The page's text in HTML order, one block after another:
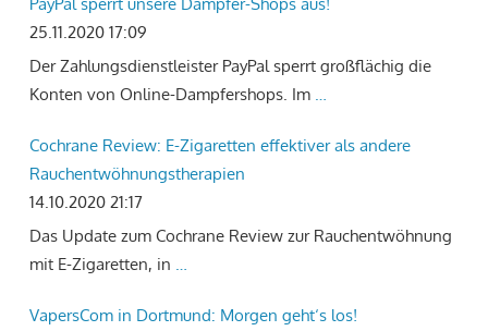
25.11.2020 17:09
Der Zahlungsdienstleister PayPal sperrt großflächig die
Konten von Online-Dampfershops. Im …
Cochrane Review: E-Zigaretten effektiver als andere
Rauchentwöhnungstherapien
14.10.2020 21:17
Das Update zum Cochrane Review zur Rauchentwöhnung
mit E-Zigaretten, in …
VapersCom in Dortmund: Morgen geht‘s los!